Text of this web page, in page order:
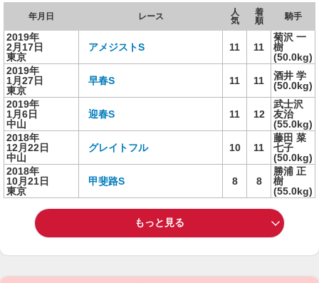
年月日 レース
人
気
着
順
騎手
2019年
2月17日
東京
アメジストS 11 11
菊沢 一
樹
(50.0kg)
2019年
1月27日
東京
早春S 11 11
酒井 学
(50.0kg)
2019年
1月6日
中山
迎春S 11 12
武士沢
友治
(55.0kg)
2018年
12月22日
中山
グレイトフル 10 11
藤田 菜
七子
(50.0kg)
2018年
10月21日
東京
甲斐路S 8 8
勝浦 正
樹
(55.0kg)
もっと見る